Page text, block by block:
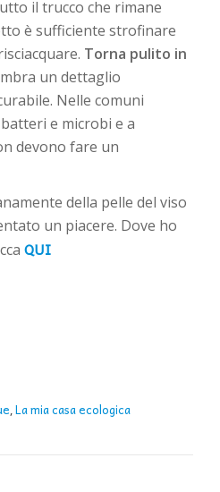
il trucco che rimane
è sufficiente strofinare
Torna pulito in
un dettaglio
Nelle comuni
e microbi e a
devono fare un
della pelle del viso
un piacere. Dove ho
QUI
,La mia casa ecologica